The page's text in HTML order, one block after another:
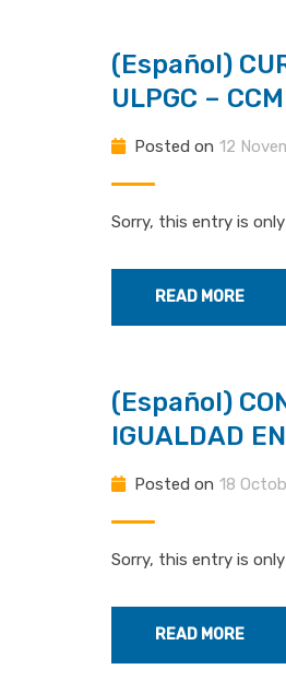
(Español)
ULPGC –
Posted on 12
Sorry, this entry is
READ MORE
(Español)
IGUALDAD
Posted on 18
Sorry, this entry is
READ MORE